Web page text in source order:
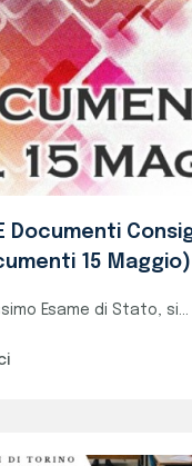
Esame di Stato, si...